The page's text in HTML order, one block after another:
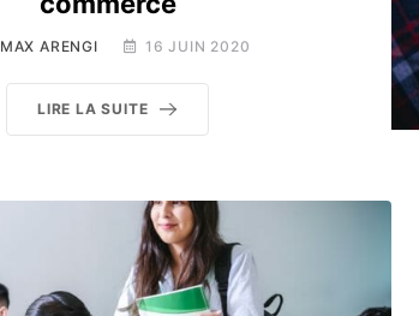
MAX ARENGI 16 JUIN 2020
LIRE LA SUITE